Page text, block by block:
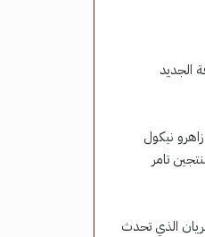
الجديد
نيكول
تامر
الذي تحدث